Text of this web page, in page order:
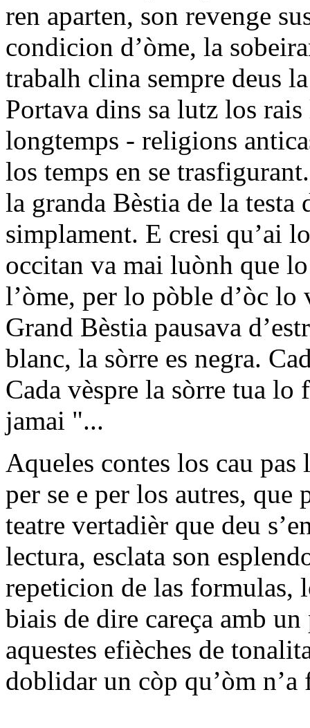
ren aparten, son revenge
condicion d’òme, la
trabalh clina sempre deus
Portava dins sa lutz los
longtemps - religions
los temps en se
la granda Bèstia de la testa
simplament. E cresi qu’ai
occitan va mai luònh que
l’òme, per lo pòble d’òc
Grand Bèstia pausava
blanc, la sòrre es negra.
Cada vèspre la sòrre tua lo
jamai "...
Aqueles contes los cau
per se e per los autres, que
teatre vertadièr que deu
lectura, esclata son
repeticion de las formulas,
biais de dire careça amb
aquestes efièches de
doblidar un còp qu’òm n’a